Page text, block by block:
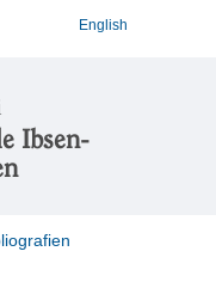
English
Ibsen-